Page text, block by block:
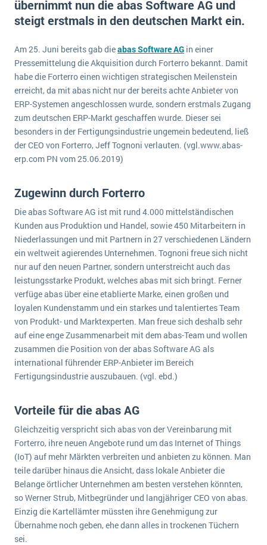
Suche
Auswahl
Einführung
Schulung
Auswertung
Service und Wartung
E-commerce
Einzelhandel
Finanzen
Grosshandel
Handel
Handwerk
Health Care
Installation
Maschinenbau
Medien
NGO
Lebensmittelindustrie
Logistik
Produktion
Immobilien
Services
Textil und Mode
Vermietung
Die 4 Komponenten eines CRM-Systems
5 Funktionen einer ERP-Software für Konzerne
Was ist Data Mining? - Ein Leitfaden für Unternehmen
Mehr über ERP-Software
Ein WMS implementieren: Das sind die 6
wichtigsten Punkte, die es zu beachten gilt
Service Level Agreements (SLA) und ERP: Was muss man wissen?
ERP-Software für Abfallentsorger
Digitale Arbeitsaufträge in Ihrem ERP- oder FSM-System: clever und effizient
MEHR ÜBER ERP-SOFTWARE
SAP übernimmt Reltio für eine bessere
Datenintegration
Offene Stellen bei ERP-Lieferanten
DSGVO/GDPR
Impressum
Kontakt
übernimmt nun die abas Software AG und
steigt erstmals in den deutschen Markt ein.
Am 25. Juni bereits gab dieabas Software AG in einer
Pressemittelung die Akquisition durch Forterro bekannt. Damit
habe die Forterro einen wichtigen strategischen Meilenstein
erreicht, da mit abas nicht nur der bereits achte Anbieter von
ERP-Systemen angeschlossen wurde, sondern erstmals Zugang
zum deutschen ERP-Markt geschaffen wurde. Dieser sei
besonders in der Fertigungsindustrie ungemein bedeutend, ließ
der CEO von Forterro, Jeff Tognoni verlauten. (vgl.www.abas-
erp.com PN vom 25.06.2019)
Zugewinn durch Forterro
Die abas Software AG ist mit rund 4.000 mittelständischen
Kunden aus Produktion und Handel, sowie 450 Mitarbeitern in
Niederlassungen und mit Partnern in 27 verschiedenen Ländern
ein weltweit agierendes Unternehmen. Tognoni freue sich nicht
nur auf den neuen Partner, sondern unterstreicht auch das
leistungsstarke Produkt, welches abas mit sich bringt. Ferner
verfüge abas über eine etablierte Marke, einen großen und
loyalen Kundenstamm und ein starkes und talentiertes Team
von Produkt- und Marktexperten. Man freue sich deshalb sehr
auf eine enge Zusammenarbeit mit dem abas-Team und wollen
zusammen die Position von der abas Software AG als
international führender ERP-Anbieter im Bereich
Fertigungsindustrie auszubauen. (vgl. ebd.)
Vorteile für die abas AG
Gleichzeitig verspricht sich abas von der Vereinbarung mit
Forterro, ihre neuen Angebote rund um das Internet of Things
(IoT) auf mehr Märkten verbreiten und anbieten zu können. Man
teile darüber hinaus die Ansicht, dass lokale Anbieter die
Belange örtlicher Unternehmen am besten verstehen könnten,
so Werner Strub, Mitbegründer und langjähriger CEO von abas.
Einzig die Kartellämter müssten ihre Genehmigung zur
Übernahme noch geben, ehe dann alles in trockenen Tüchern
sei.